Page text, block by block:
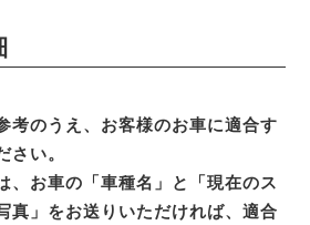
考のうえ、お客様のお車に適合す
さい。
、お車の「車種名」と「現在のス
真」をお送りいただければ、適合